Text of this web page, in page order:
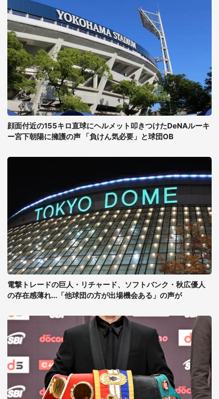
顔面付近の155キロ直球にヘルメット叩きつけたDeNAルーキ
ー宮下朝陽に擁護の声 「負けん気必要」と球団OB
電撃トレードの巨人・リチャード、ソフトバンク・秋広優人
の存在感薄れ...「他球団の方が出場機会ある」の声が